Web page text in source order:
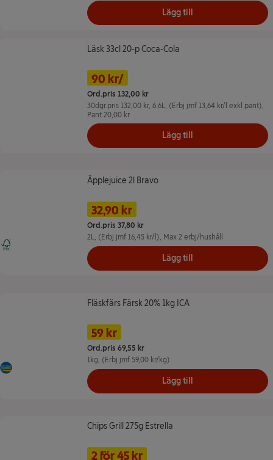
Lägg till
Läsk 33cl 20-p Coca-ColaLäsk 33cl 20-p Coca-Cola
Pris
Tidigare pris
90 kr/
Ord.pris 132,00 kr
30dgr.pris 132,00 kr,6.6L, (Erbj jmf 13,64 kr/l exkl pant),
Pant 20,00 kr
Lägg till
FSC Mix - Bidrar till ansvarsfullt skogsbruk
Äpplejuice 2l Bravo
Pris
Tidigare pris
32,90 kr
Ord.pris 37,80 kr
2L, (Erbj jmf 16,45 kr/l), Max 2 erbj/hushåll
Lägg till
Fläskfärs Färsk 20% 1kg ICA
Kött från Sverige
Fläskfärs Färsk 20% 1kg ICA
Pris
Tidigare pris
59 kr
Ord.pris 69,55 kr
1kg, (Erbj jmf 59,00 kr/kg)
Lägg till
Chips Grill 275g Estrella
Pris
2 för 45 kr